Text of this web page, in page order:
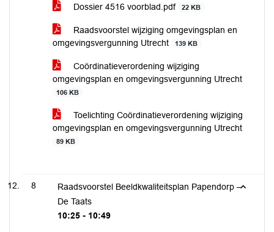
Dossier 4516 voorblad.pdf
22 KB
Raadsvoorstel wijziging omgevingsplan en
omgevingsvergunning Utrecht
139 KB
Coördinatieverordening wijziging
omgevingsplan en omgevingsvergunning Utrecht
106 KB
Toelichting Coördinatieverordening wijziging
omgevingsplan en omgevingsvergunning Utrecht
89 KB
8
Raadsvoorstel Beeldkwaliteitsplan Papendorp –
De Taats
10:25 - 10:49